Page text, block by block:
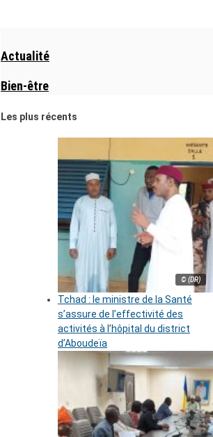
Actualité
Bien-être
Les plus récents
© (DR)
Tchad : le ministre de la Santé
s’assure de l’effectivité des
activités à l’hôpital du district
d’Aboudeïa